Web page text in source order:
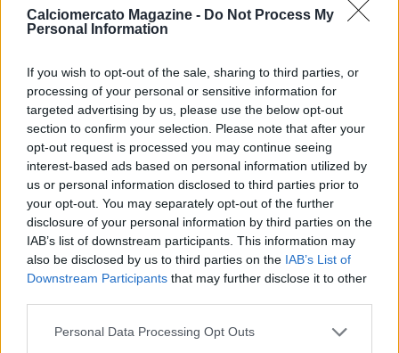
Calciomercato Magazine - Do Not Process My
Personal Information
If you wish to opt-out of the sale, sharing to third parties, or
processing of your personal or sensitive information for
targeted advertising by us, please use the below opt-out
section to confirm your selection. Please note that after your
opt-out request is processed you may continue seeing
interest-based ads based on personal information utilized by
us or personal information disclosed to third parties prior to
your opt-out. You may separately opt-out of the further
disclosure of your personal information by third parties on the
IAB’s list of downstream participants. This information may
also be disclosed by us to third parties on the IAB’s List of
Downstream Participants that may further disclose it to other
Personal Data Processing Opt Outs
un contatto diretto con Maurizio Sarri, l’attaccante classe
1991 tornerebbe di corsa a lavorare con lui, aspetterebbe
fosse possibile prendere gli svincolati tra un paio di mesi. Ma
se non fosse possibile, valuterebbe altre soluzioni: lo hanno
cercato Parma, Udinese e timidamente la Fiorentina, la voglia
di rientrare in Italia è forte. Ma il desiderio di tornare a
lavorare con Sarri passa attraverso le pieghe del regolamento
tra indice bloccato e realtà non troppo confortanti. Insigne non
apparterebbe al progetto giovani? Ma in questi mesi non si
può fare alcun tipo di operazione, e poi ha appena rinnovato
Vecino.
Fonte: alfredopedulla.com